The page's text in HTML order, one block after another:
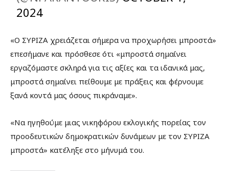
2024
«Ο ΣΥΡΙΖΑ χρειάζεται σήμερα να προχωρήσει μπροστά»
επεσήμανε και πρόσθεσε ότι «μπροστά σημαίνει
εργαζόμαστε σκληρά για τις αξίες και τα ιδανικά μας,
μπροστά σημαίνει πείθουμε με πράξεις και φέρνουμε
ξανά κοντά μας όσους πικράναμε».
«Να ηγηθούμε μιας νικηφόρου εκλογικής πορείας τον
προοδευτικών δημοκρατικών δυνάμεων με τον ΣΥΡΙΖΑ
μπροστά» κατέληξε στο μήνυμά του.